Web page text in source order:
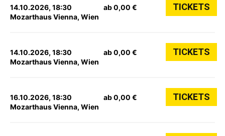
14.10.2026, 18:30
Mozarthaus Vienna, Wien
ab 0,00 € TICKETS
14.10.2026, 18:30
Mozarthaus Vienna, Wien
ab 0,00 € TICKETS
16.10.2026, 18:30
Mozarthaus Vienna, Wien
ab 0,00 € TICKETS